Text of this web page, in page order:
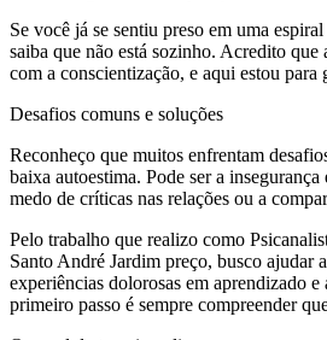
Se você já se sentiu preso em uma
saiba que não está sozinho. Acredito que
com a conscientização, e aqui estou para
Desafios comuns e soluções
Reconheço que muitos enfrentam
baixa autoestima. Pode ser a
medo de críticas nas relações ou a
Pelo trabalho que realizo como
Santo André Jardim preço, busco ajudar
experiências dolorosas em aprendizado
primeiro passo é sempre compreender